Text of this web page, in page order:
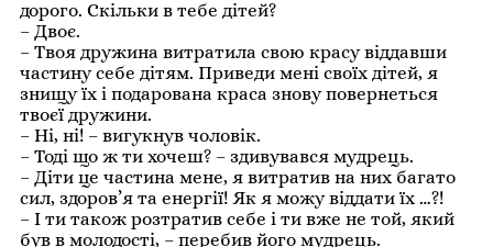
дорого. Скільки в тебе дітей?
– Двоє.
– Твоя дружина витратила свою красу віддавши
частину себе дітям. Приведи мені своїх дітей, я
знищу їх і подарована краса знову повернеться
твоєї дружини.
– Ні, ні! – вигукнув чоловік.
– Тоді що ж ти хочеш? – здивувався мудрець.
– Діти це частина мене, я витратив на них багато
сил, здоров’я та енергії! Як я можу віддати їх …?!
– І ти також розтратив себе і ти вже не той, який
був в молодості, – перебив його мудрець.